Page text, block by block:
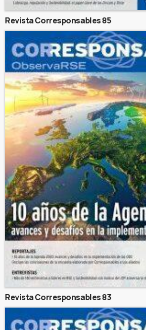
Revista Corresponsables 85
Revista Corresponsables 83